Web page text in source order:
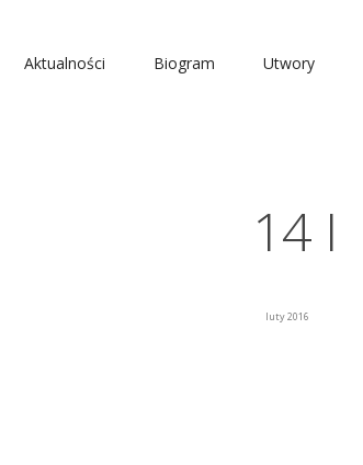
Aktualności Biogram Utwory
14 I
luty 2016